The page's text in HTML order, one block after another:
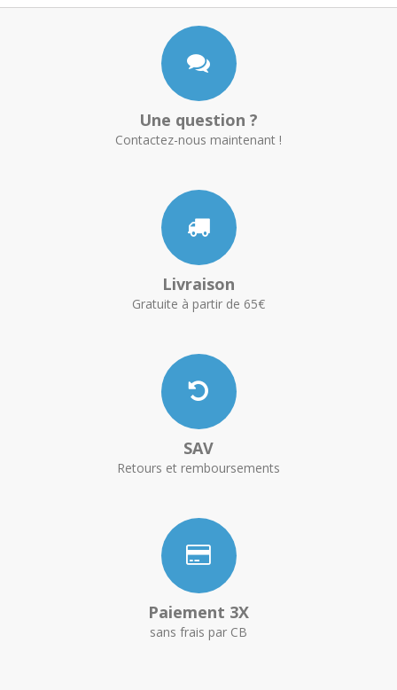
Une question ?
Contactez-nous maintenant !
Livraison
Gratuite à partir de 65€
SAV
Retours et remboursements
Paiement 3X
sans frais par CB